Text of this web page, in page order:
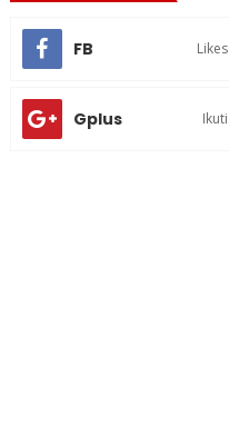
FB Likes
Gplus Ikuti